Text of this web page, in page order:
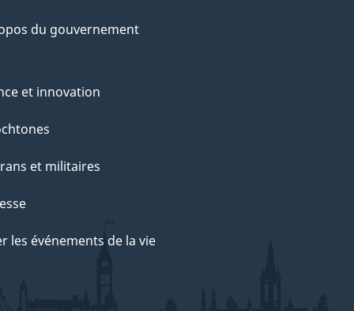
du gouvernement
et innovation
et militaires
les événements de la vie